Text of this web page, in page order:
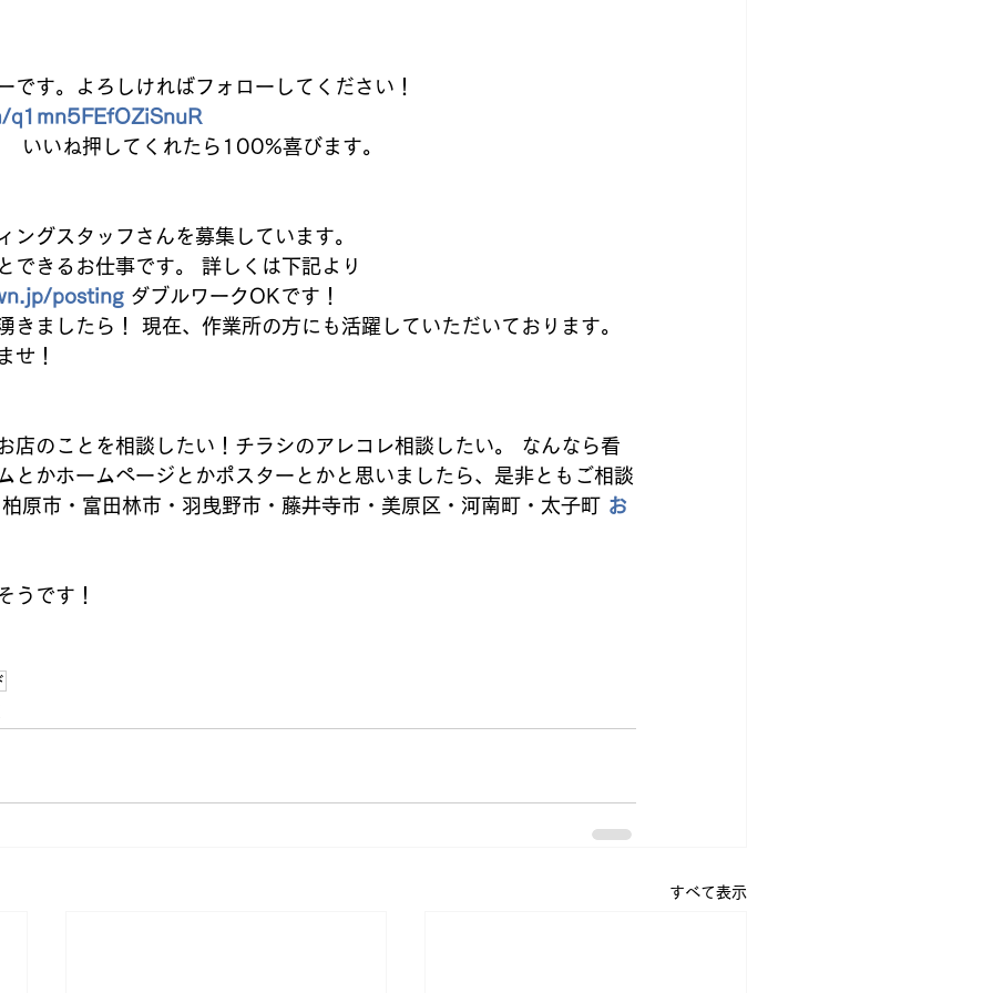
です。よろしければフォローしてください！
いいね押してくれたら100%喜びます。
ングスタッフさんを募集しています。
できるお仕事です。 詳しくは下記より
posting ダブルワークOKです！
きましたら！ 現在、作業所の方にも活躍していただいております。
せ！
店のことを相談したい！チラシのアレコレ相談したい。 なんなら看
とかホームページとかポスターとかと思いましたら、是非ともご相談
原市・富田林市・羽曳野市・藤井寺市・美原区・河南町・太子町 お
うです！
すべて表示